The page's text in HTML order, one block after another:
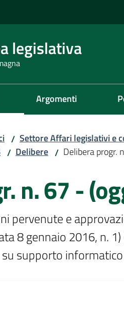
legislativa
Argomenti
/ Settore Affari legislativi e
/ Delibere / Delibera progr.
n. 67 -
pervenute e
8 gennaio 2016, n.
supporto